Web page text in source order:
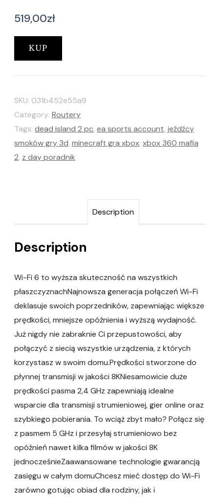
519,00zł
KUP
SKU: 031b452e55a9
Category: Routery
Tags: dead island 2 pc, ea sports account, jeźdźcy
smoków gry 3d, minecraft gra xbox, xbox 360 mafia
2, z day poradnik
Description
Description
Wi-Fi 6 to wyższa skuteczność na wszystkich
płaszczyznachNajnowsza generacja połączeń Wi-Fi
deklasuje swoich poprzedników, zapewniając większe
prędkości, mniejsze opóźnienia i wyższą wydajność.
Już nigdy nie zabraknie Ci przepustowości, aby
połączyć z siecią wszystkie urządzenia, z których
korzystasz w swoim domu.Prędkości stworzone do
płynnej transmisji w jakości 8KNiesamowicie duże
prędkości pasma 2,4 GHz zapewniają idealne
wsparcie dla transmisji strumieniowej, gier online oraz
szybkiego pobierania. To wciąż zbyt mało? Połącz się
z pasmem 5 GHz i przesyłaj strumieniowo bez
opóźnień nawet kilka filmów w jakości 8K
jednocześnieZaawansowane technologie gwarancją
zasięgu w całym domuChcesz mieć dostęp do Wi-Fi
zarówno gotując obiad dla rodziny, jak i